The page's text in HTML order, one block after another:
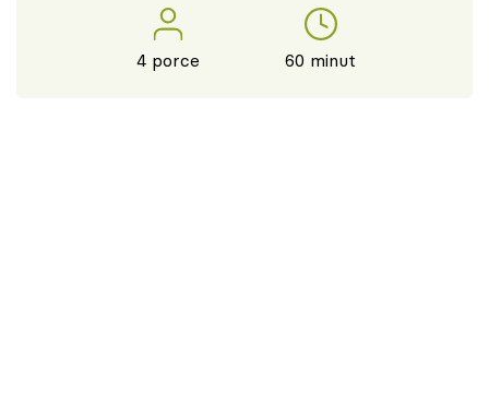
4 porce 60 minut